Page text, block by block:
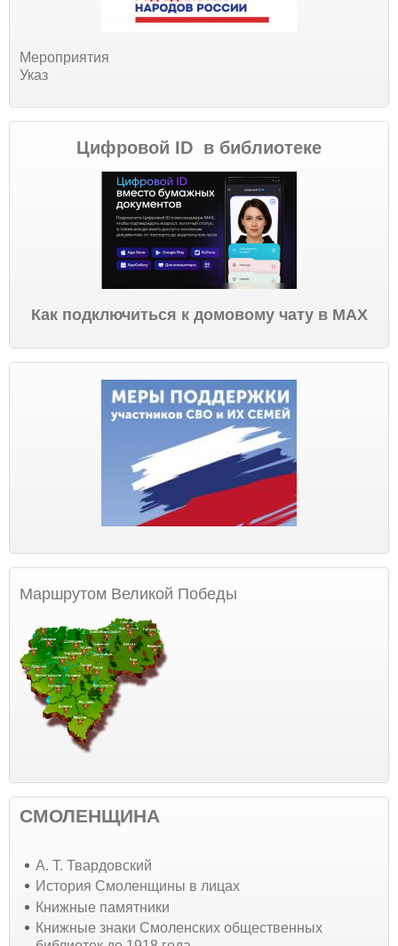
Мероприятия
Указ
Цифровой ID в библиотеке
Как подключиться к домовому чату в МАХ
Маршрутом Великой Победы
СМОЛЕНЩИНА
А. Т. Твардовский
История Смоленщины в лицах
Книжные памятники
Книжные знаки Смоленских общественных